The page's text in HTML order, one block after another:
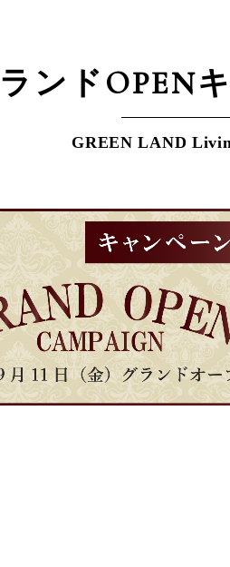
ンドOPEN
GREEN LAND